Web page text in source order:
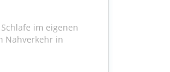
im eigenen
Nahverkehr in